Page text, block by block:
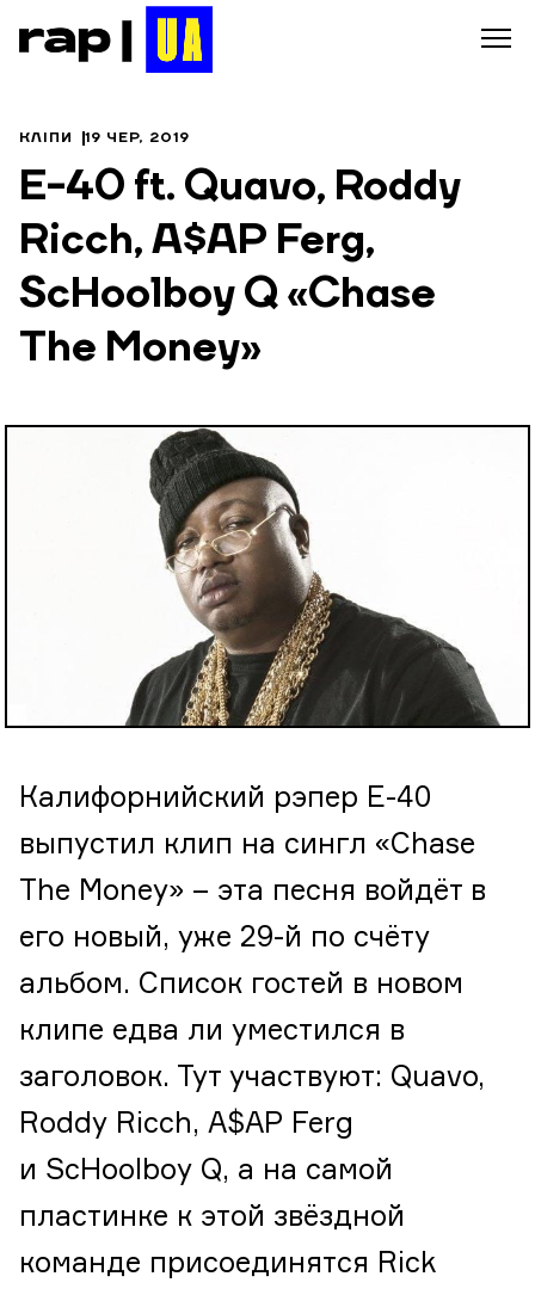
КЛІПИ 19 ЧЕР, 2019
E-40 ft. Quavo, Roddy
Ricch, A$AP Ferg,
ScHoolboy Q «Chase
The Money»
Калифорнийский рэпер E-40
выпустил клип на сингл «Chase
The Money» – эта песня войдёт в
его новый, уже 29-й по счёту
альбом. Список гостей в новом
клипе едва ли уместился в
заголовок. Тут участвуют: Quavo,
Roddy Ricch, A$AP Ferg
и ScHoolboy Q, а на самой
пластинке к этой звёздной
команде присоединятся Rick